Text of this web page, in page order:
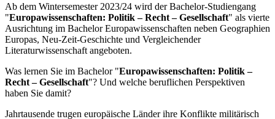
Ab dem Wintersemester 2023/24 wird der Bachelor-Studiengang
"Europawissenschaften: Politik – Recht – Gesellschaft" als vierte
Ausrichtung im Bachelor Europawissenschaften neben Geographien
Europas, Neu-Zeit-Geschichte und Vergleichender
Literaturwissenschaft angeboten.
Was lernen Sie im Bachelor "Europawissenschaften: Politik –
Recht – Gesellschaft"? Und welche beruflichen Perspektiven
haben Sie damit?
Jahrtausende trugen europäische Länder ihre Konflikte militärisch